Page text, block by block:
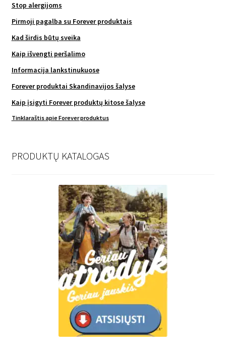
Stop alergijoms
Pirmoji pagalba su Forever produktais
Kad širdis būtų sveika
Kaip išvengti peršalimo
Informacija lankstinukuose
Forever produktai Skandinavijos šalyse
Kaip įsigyti Forever produktų kitose šalyse
Tinklaraštis apie Forever produktus
PRODUKTŲ KATALOGAS